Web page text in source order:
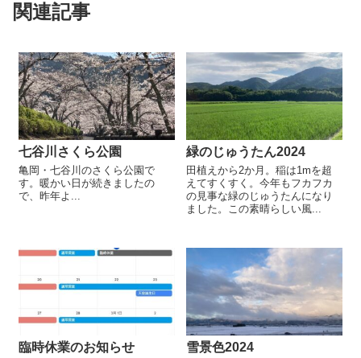
関連記事
七谷川さくら公園
亀岡・七谷川のさくら公園で
す。暖かい日が続きましたの
で、昨年よ...
緑のじゅうたん2024
田植えから2か月。稲は1mを超
えてすくすく。今年もフカフカ
の見事な緑のじゅうたんになり
ました。この素晴らしい風...
臨時休業のお知らせ 雪景色2024